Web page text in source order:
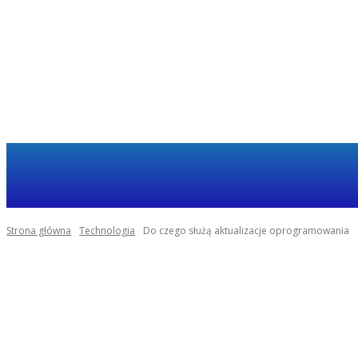
Haja
Strona główna Technologia Do czego służą aktualizacje oprogramowania